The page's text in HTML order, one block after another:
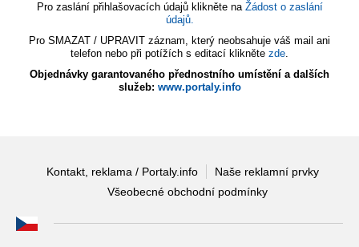
Pro zaslání přihlašovacích údajů klikněte na Žádost o zaslání
údajů.
Pro SMAZAT / UPRAVIT záznam, který neobsahuje váš mail ani
telefon nebo při potížích s editací klikněte zde.
Objednávky garantovaného přednostního umístění a dalších
služeb: www.portaly.info
Kontakt, reklama / Portaly.info
Naše reklamní prvky
Všeobecné obchodní podmínky